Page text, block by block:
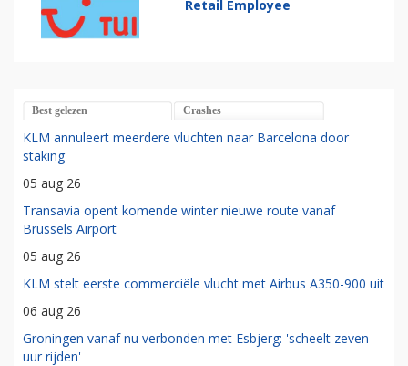
Retail Employee
Best gelezen Crashes
KLM annuleert meerdere vluchten naar Barcelona door
staking
05 aug 26
Transavia opent komende winter nieuwe route vanaf
Brussels Airport
05 aug 26
KLM stelt eerste commerciële vlucht met Airbus A350-900 uit
06 aug 26
Groningen vanaf nu verbonden met Esbjerg: 'scheelt zeven
uur rijden'